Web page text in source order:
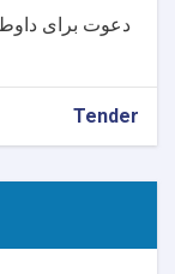
دعوت برای
Tender